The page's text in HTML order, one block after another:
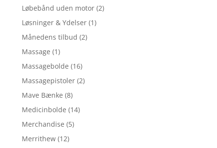
Løbebånd uden motor (2)
Løsninger & Ydelser (1)
Månedens tilbud (2)
Massage (1)
Massagebolde (16)
Massagepistoler (2)
Mave Bænke (8)
Medicinbolde (14)
Merchandise (5)
Merrithew (12)